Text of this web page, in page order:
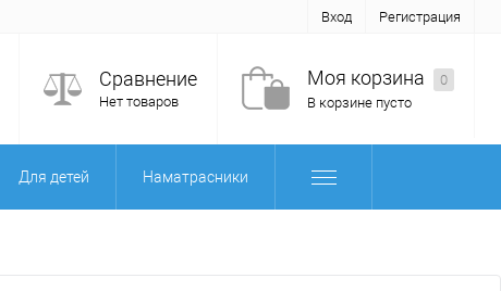
Вход Регистрация
Сравнение
Нет товаров
Моя корзина
0
В корзине пусто
Для детей Наматрасники